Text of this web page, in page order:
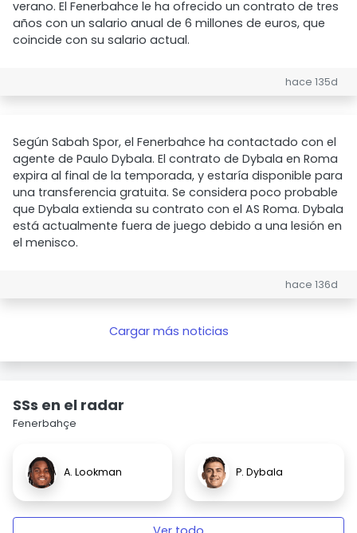
verano. El Fenerbahce le ha ofrecido un contrato de tres
años con un salario anual de 6 millones de euros, que
coincide con su salario actual.
hace 135d
Según Sabah Spor, el Fenerbahce ha contactado con el
agente de Paulo Dybala. El contrato de Dybala en Roma
expira al final de la temporada, y estaría disponible para
una transferencia gratuita. Se considera poco probable
que Dybala extienda su contrato con el AS Roma. Dybala
está actualmente fuera de juego debido a una lesión en
el menisco.
hace 136d
Cargar más noticias
SSs en el radar
Fenerbahçe
A. Lookman P. Dybala